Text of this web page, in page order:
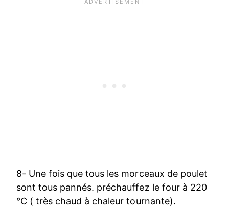
8- Une fois que tous les morceaux de poulet
sont tous pannés. préchauffez le four à 220
°C ( très chaud à chaleur tournante).